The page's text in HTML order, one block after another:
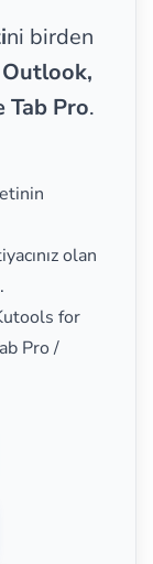
ni birden
Tab Pro.
olan
for
Pro /